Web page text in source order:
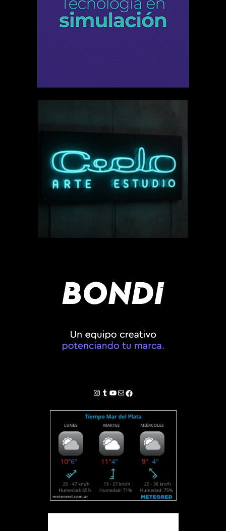
Instagram
Tumblr
YouTube
Correo electrónico
Facebook